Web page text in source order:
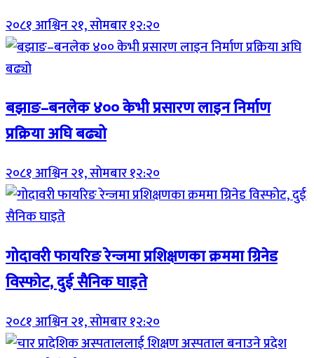
२०८१ आश्विन २१, सोमबार १२:२०
बझाङ–बनलेक ४०० केभी प्रसारण लाइन निर्माण
प्रक्रिया अघि बढ्यो
२०८१ आश्विन २१, सोमबार १२:२०
गोदावरी फायरिङ रेन्जमा प्रशिक्षणका क्रममा ग्रिनेड
विस्फोट, दुई सैनिक घाइते
२०८१ आश्विन २१, सोमबार १२:२०